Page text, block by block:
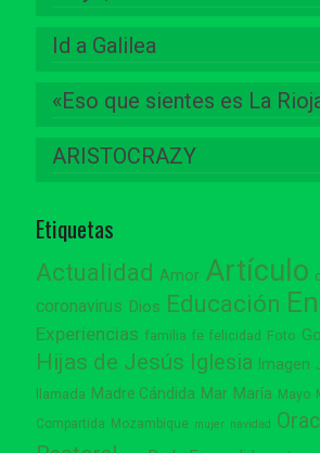
Id a Galilea
«Eso que sientes es La
ARISTOCRAZY
Etiquetas
Actualidad Amor Artículo
coronavirus Dios Educación
Experiencias familia fe felicidad Foto
Hijas de Jesús Iglesia Imagen
llamada Madre Cándida Mar María Mayo
Compartida Mozambique mujer navidad